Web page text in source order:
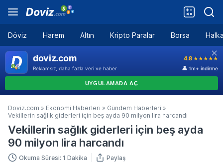
Döviz Harem Altın Kripto Paralar Borsa
Doviz.com » Ekonomi Haberleri » Gündem Haberleri »
Vekillerin sağlık giderleri için beş ayda 90 milyon lira harcandı
Vekillerin sağlık giderleri için beş ayda
90 milyon lira harcandı
Okuma Süresi: 1 Dakika Paylaş